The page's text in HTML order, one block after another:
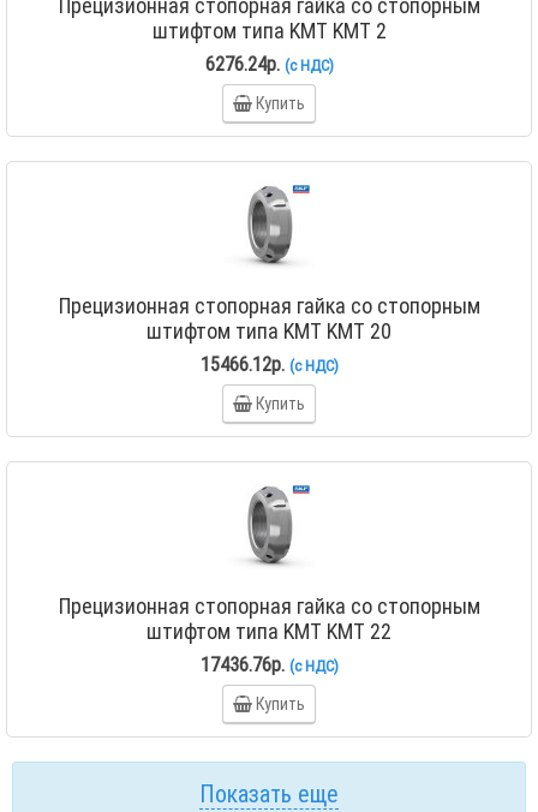
штифтом типа KMT KMT 2
6276.24р. (с НДС)
Купить
Прецизионная стопорная гайка со стопорным
штифтом типа KMT KMT 20
15466.12р. (с НДС)
Купить
Прецизионная стопорная гайка со стопорным
штифтом типа KMT KMT 22
17436.76р. (с НДС)
Купить
Показать еще